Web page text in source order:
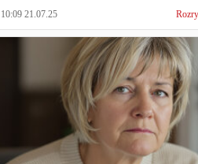
10:09 21.07.25